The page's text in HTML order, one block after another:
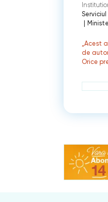
|
„Acest
de
Orice